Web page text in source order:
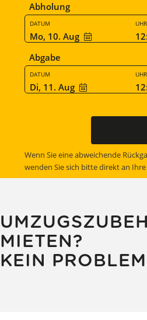
Abholung
DATUM
Mo, 10. Aug
Abgabe
DATUM
Di, 11. Aug
Wenn Sie eine abweichende
wenden Sie sich bitte direkt an
MIETEN?
KEIN